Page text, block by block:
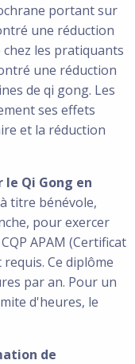
portant sur
une réduction
les pratiquants
une réduction
de qi gong. Les
ses effets
et la réduction
Qi Gong en
titre bénévole,
pour exercer
APAM (Certificat
Ce diplôme
par an. Pour un
d'heures, le
de